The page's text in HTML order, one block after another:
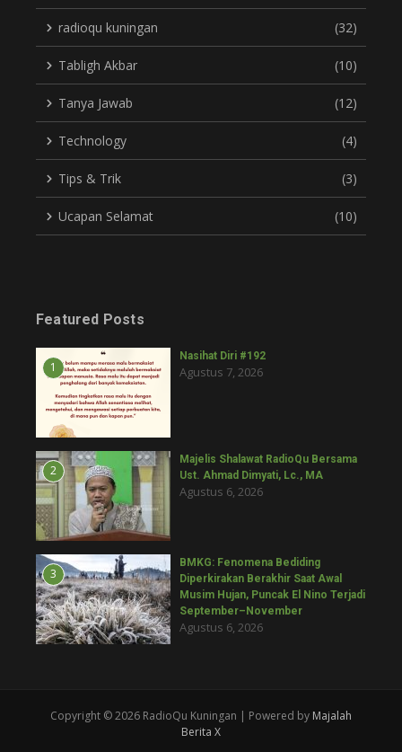
radioqu kuningan (32)
Tabligh Akbar (10)
Tanya Jawab (12)
Technology (4)
Tips & Trik (3)
Ucapan Selamat (10)
Featured Posts
1
Nasihat Diri #192
Agustus 7, 2026
2
Majelis Shalawat RadioQu Bersama
Ust. Ahmad Dimyati, Lc., MA
Agustus 6, 2026
3
BMKG: Fenomena Bediding
Diperkirakan Berakhir Saat Awal
Musim Hujan, Puncak El Nino Terjadi
September–November
Agustus 6, 2026
Copyright © 2026 RadioQu Kuningan | Powered by Majalah
Berita X